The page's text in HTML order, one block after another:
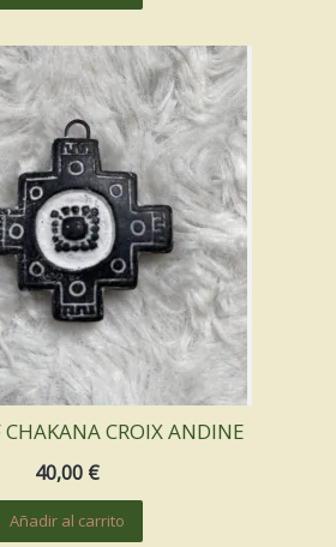
CROIX ANDINE
40,00 €
Añadir al carrito